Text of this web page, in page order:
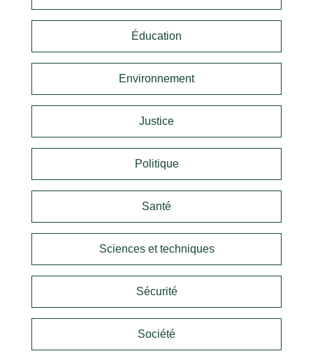
Éducation
Environnement
Justice
Politique
Santé
Sciences et techniques
Sécurité
Société